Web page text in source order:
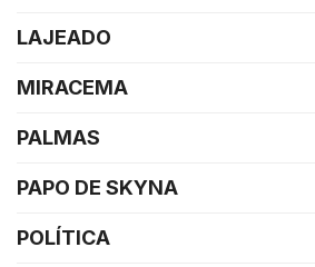
LAJEADO
MIRACEMA
PALMAS
PAPO DE SKYNA
POLÍTICA